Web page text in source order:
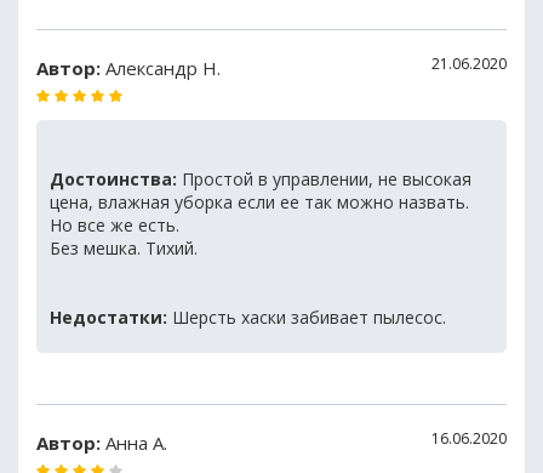
Автор: Александр Н. 21.06.2020
Достоинства: Простой в управлении, не высокая
цена, влажная уборка если ее так можно назвать.
Но все же есть.
Без мешка. Тихий.
Недостатки: Шерсть хаски забивает пылесос.
Автор: Анна А. 16.06.2020